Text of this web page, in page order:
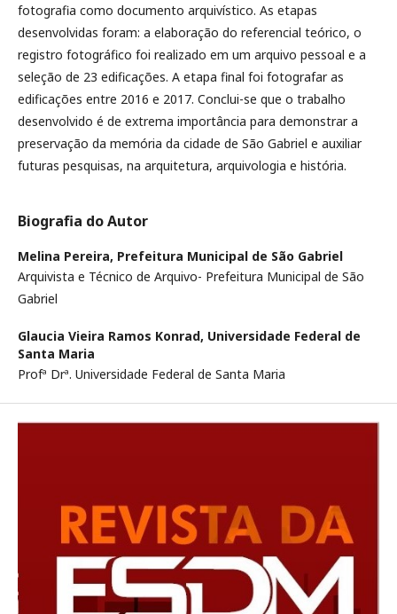
fotografia como documento arquivístico. As etapas
desenvolvidas foram: a elaboração do referencial teórico, o
registro fotográfico foi realizado em um arquivo pessoal e a
seleção de 23 edificações. A etapa final foi fotografar as
edificações entre 2016 e 2017. Conclui-se que o trabalho
desenvolvido é de extrema importância para demonstrar a
preservação da memória da cidade de São Gabriel e auxiliar
futuras pesquisas, na arquitetura, arquivologia e história.
Biografia do Autor
Melina Pereira, Prefeitura Municipal de São Gabriel
Arquivista e Técnico de Arquivo- Prefeitura Municipal de São
Gabriel
Glaucia Vieira Ramos Konrad, Universidade Federal de
Santa Maria
Profª Drª. Universidade Federal de Santa Maria